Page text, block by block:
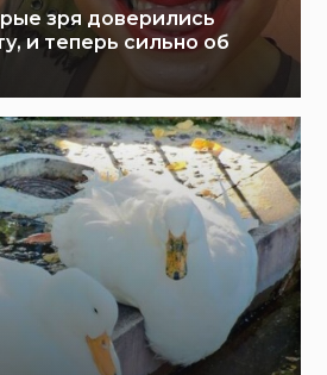
зря доверились
и теперь сильно об